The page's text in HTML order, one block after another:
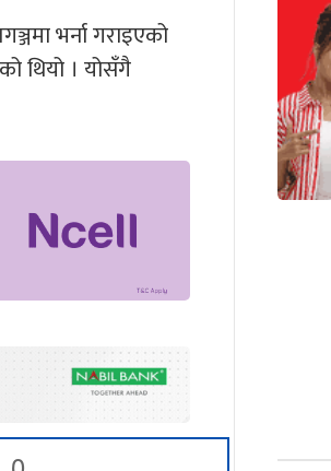
भर्ना गराइएको
थियो । योसँगै